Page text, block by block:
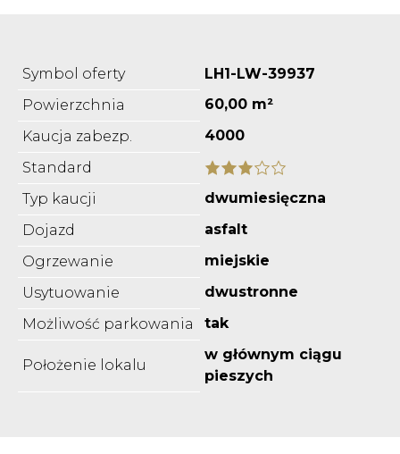
Symbol oferty
LH1-LW-39937
Powierzchnia
60,00 m²
Kaucja zabezp.
4000
Standard
Typ kaucji
dwumiesięczna
Dojazd
asfalt
Ogrzewanie
miejskie
Usytuowanie
dwustronne
Możliwość parkowania
tak
Położenie lokalu
w głównym ciągu
pieszych